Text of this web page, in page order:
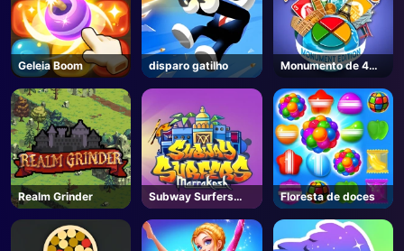
Geleia Boom disparo gatilho
Monumento de 4
Realm Grinder
Subway Surfers
Marraquexe (em
inglês)
Floresta de doces